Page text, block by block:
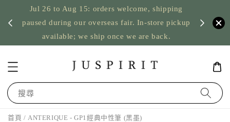
Jul 26 to Aug 15: orders welcome, shipping
paused during our overseas fair. In-store pickup
available; we ship once we are back.
US
搜尋
首頁 / ANTERIQUE - GP1經典中性筆 (黑墨)